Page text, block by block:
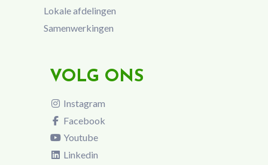
Lokale afdelingen
Samenwerkingen
VOLG ONS
Instagram
Facebook
Youtube
Linkedin